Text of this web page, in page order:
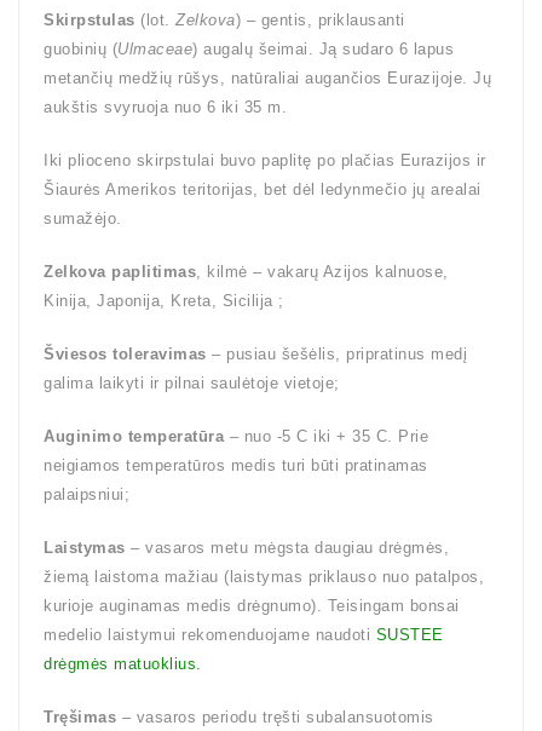
Skirpstulas (lot. Zelkova) – gentis, priklausanti
guobinių (Ulmaceae) augalų šeimai. Ją sudaro 6 lapus
metančių medžių rūšys, natūraliai augančios Eurazijoje. Jų
aukštis svyruoja nuo 6 iki 35 m.
Iki plioceno skirpstulai buvo paplitę po plačias Eurazijos ir
Šiaurės Amerikos teritorijas, bet dėl ledynmečio jų arealai
sumažėjo.
Zelkova paplitimas, kilmė – vakarų Azijos kalnuose,
Kinija, Japonija, Kreta, Sicilija ;
Šviesos toleravimas – pusiau šešėlis, pripratinus medį
galima laikyti ir pilnai saulėtoje vietoje;
Auginimo temperatūra– nuo -5 C iki + 35 C. Prie
neigiamos temperatūros medis turi būti pratinamas
palaipsniui;
Laistymas – vasaros metu mėgsta daugiau drėgmės,
žiemą laistoma mažiau (laistymas priklauso nuo patalpos,
kurioje auginamas medis drėgnumo). Teisingam bonsai
medelio laistymui rekomenduojame naudoti SUSTEE
drėgmės matuoklius.
Tręšimas – vasaros periodu tręšti subalansuotomis